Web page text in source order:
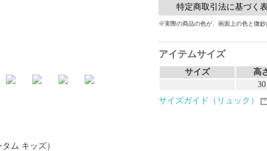
ム キッズ）
特定商取引法に基づく
※実際の商品の色が、画面上の色と微
アイテムサイズ
サイズ
高
30
サイズガイド（リュック）